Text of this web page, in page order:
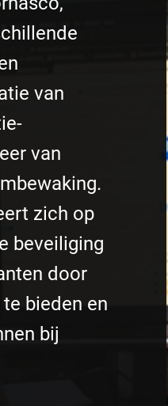
van
van
zich op
beveiliging
door
bieden en
bij